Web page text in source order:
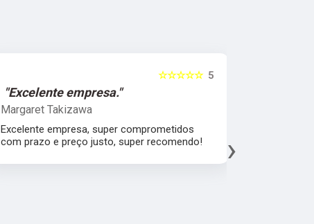
5
☆☆☆☆☆
"Excelente empresa."
Margaret Takizawa
Excelente empresa, super comprometidos
com prazo e preço justo, super recomendo!
›